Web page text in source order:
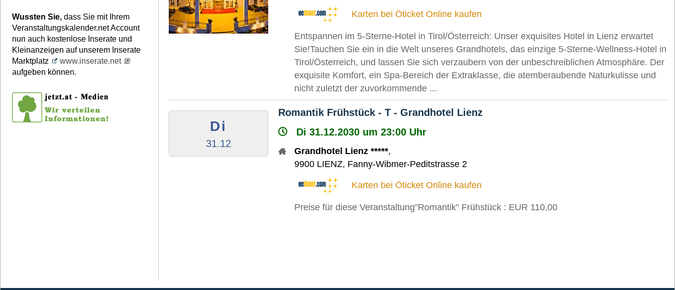
Karten bei Öticket Online kaufen
Entspannen im 5-Sterne-Hotel in Tirol/Österreich: Unser exquisites Hotel in Lienz erwartet
Sie!Tauchen Sie ein in die Welt unseres Grandhotels, das einzige 5-Sterne-Wellness-Hotel in
Tirol/Österreich, und lassen Sie sich verzaubern von der unbeschreiblichen Atmosphäre. Der
exquisite Komfort, ein Spa-Bereich der Extraklasse, die atemberaubende Naturkulisse und
nicht zuletzt der zuvorkommende ...
Di
31.12
Romantik Frühstück - T - Grandhotel Lienz
Di 31.12.2030 um 23:00 Uhr
Grandhotel Lienz *****,
9900 LIENZ, Fanny-Wibmer-Peditstrasse 2
Karten bei Öticket Online kaufen
Preise für diese Veranstaltung"Romantik" Frühstück : EUR 110,00
Wussten Sie, dass Sie mit Ihrem
Veranstaltungskalender.net Account
nun auch kostenlose Inserate und
Kleinanzeigen auf unserem Inserate
Marktplatz
www.inserate.net
aufgeben können.